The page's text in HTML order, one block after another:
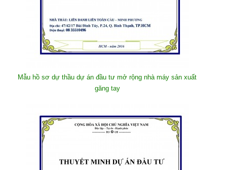
Mẫu hồ sơ dự thầu dự án đầu tư mở rộng nhà máy sản xuất
găng tay